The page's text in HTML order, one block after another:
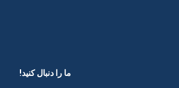
ما را دنبال کنید! ​